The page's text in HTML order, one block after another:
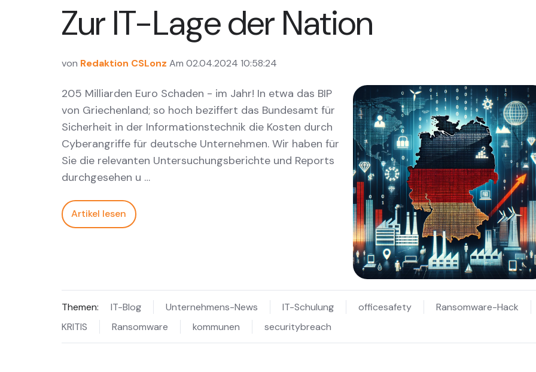
Zur IT-Lage der Nation
von Redaktion CSLonz Am 02.04.2024 10:58:24
205 Milliarden Euro Schaden - im Jahr! In etwa das BIP
von Griechenland; so hoch beziffert das Bundesamt für
Sicherheit in der Informationstechnik die Kosten durch
Cyberangriffe für deutsche Unternehmen. Wir haben für
Sie die relevanten Untersuchungsberichte und Reports
durchgesehen u …
Artikel lesen
Themen: IT-Blog Unternehmens-News IT-Schulung officesafety
Ransomware-Hack
KRITIS
Ransomware kommunen securitybreach